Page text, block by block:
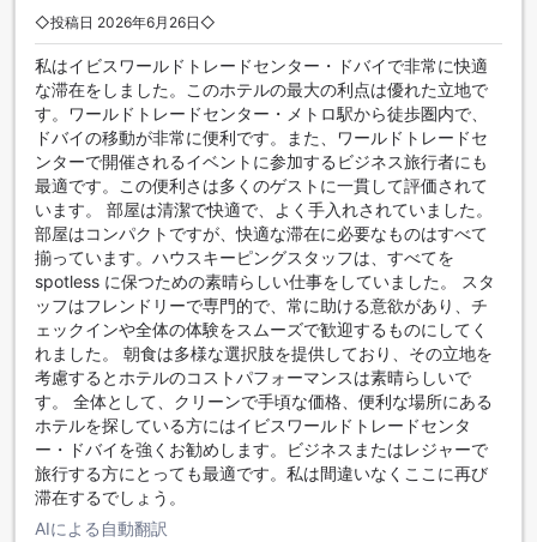
たゲストが好みに合わせた料理設備を館内で楽しむこともで
きます。イビス ドバイ ワールド トレード センターでは、お
客様が滞在中に楽しめるレジャー設備も充実しています。 ス
パ施設に立ち寄れば、一日の締めくくりにふさわしい癒しの
ひとときを過ごすことができるでしょう。当宿泊施設にはフ
ィットネス設備があり、旅行中の健康と体力維持にご利用い
ただけます。
◇投稿日 2026年6月26日◇
私はイビスワールドトレードセンター・ドバイで非常に快適
な滞在をしました。このホテルの最大の利点は優れた立地で
す。ワールドトレードセンター・メトロ駅から徒歩圏内で、
ドバイの移動が非常に便利です。また、ワールドトレードセ
ンターで開催されるイベントに参加するビジネス旅行者にも
最適です。この便利さは多くのゲストに一貫して評価されて
います。 部屋は清潔で快適で、よく手入れされていました。
部屋はコンパクトですが、快適な滞在に必要なものはすべて
揃っています。ハウスキーピングスタッフは、すべてを
spotless に保つための素晴らしい仕事をしていました。 スタ
ッフはフレンドリーで専門的で、常に助ける意欲があり、チ
ェックインや全体の体験をスムーズで歓迎するものにしてく
れました。 朝食は多様な選択肢を提供しており、その立地を
考慮するとホテルのコストパフォーマンスは素晴らしいで
す。 全体として、クリーンで手頃な価格、便利な場所にある
ホテルを探している方にはイビスワールドトレードセンタ
ー・ドバイを強くお勧めします。ビジネスまたはレジャーで
旅行する方にとっても最適です。私は間違いなくここに再び
滞在するでしょう。
AIによる自動翻訳